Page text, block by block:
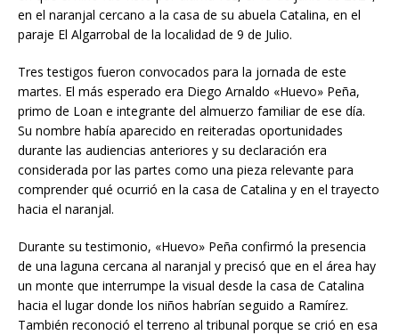
en el naranjal cercano a la casa de su abuela Catalina, en el
paraje El Algarrobal de la localidad de 9 de Julio.
Tres testigos fueron convocados para la jornada de este
martes. El más esperado era Diego Arnaldo «Huevo» Peña,
primo de Loan e integrante del almuerzo familiar de ese día.
Su nombre había aparecido en reiteradas oportunidades
durante las audiencias anteriores y su declaración era
considerada por las partes como una pieza relevante para
comprender qué ocurrió en la casa de Catalina y en el trayecto
hacia el naranjal.
Durante su testimonio, «Huevo» Peña confirmó la presencia
de una laguna cercana al naranjal y precisó que en el área hay
un monte que interrumpe la visual desde la casa de Catalina
hacia el lugar donde los niños habrían seguido a Ramírez.
También reconoció el terreno al tribunal porque se crió en esa